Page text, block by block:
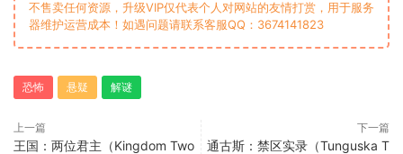
不售卖任何资源，升级VIP仅代表个人对网站的友情打赏，用于服务
器维护运营成本！如遇问题请联系客服QQ：3674141823
恐怖 悬疑 解谜
上一篇
王国：两位君主（Kingdom Two
下一篇
通古斯：禁区实录（Tunguska T